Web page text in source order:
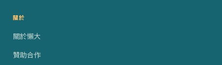
關於
關於懶大
贊助合作